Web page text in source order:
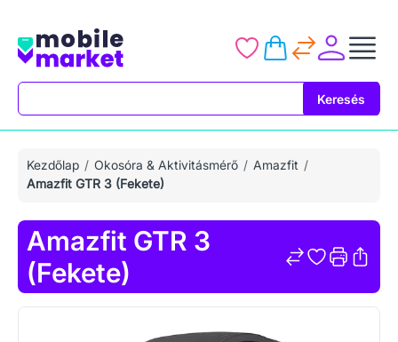
Keresés
Kezdőlap Okosóra & Aktivitásmérő
Amazfit
Amazfit GTR 3 (Fekete)
Amazfit GTR 3
(Fekete)